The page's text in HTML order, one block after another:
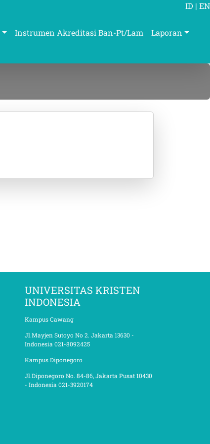
Instrumen Akreditasi Ban-Pt/Lam Laporan
UNIVERSITAS KRISTEN
INDONESIA
Kampus Cawang
Jl.Mayjen Sutoyo No 2. Jakarta 13630 -
Indonesia 021-8092425
Kampus Diponegoro
Jl.Diponegoro No. 84-86, Jakarta Pusat 10430
- Indonesia 021-3920174
ID | EN